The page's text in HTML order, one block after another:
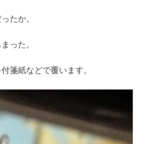
たか。
った。
箋紙などで覆います。